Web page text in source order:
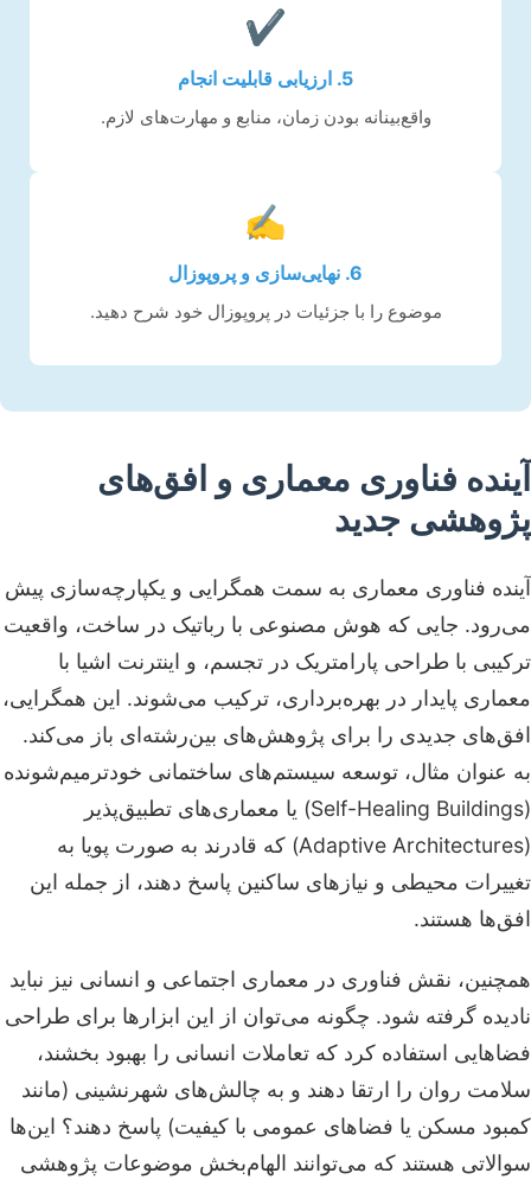
✔️
5. ارزیابی قابلیت انجام
واقع‌بینانه بودن زمان، منابع و مهارت‌های لازم.
✍️
6. نهایی‌سازی و پروپوزال
موضوع را با جزئیات در پروپوزال خود شرح دهید.
آینده فناوری معماری و افق‌های
پژوهشی جدید
آینده فناوری معماری به سمت همگرایی و یکپارچه‌سازی پیش
می‌رود. جایی که هوش مصنوعی با رباتیک در ساخت، واقعیت
ترکیبی با طراحی پارامتریک در تجسم، و اینترنت اشیا با
معماری پایدار در بهره‌برداری، ترکیب می‌شوند. این همگرایی،
افق‌های جدیدی را برای پژوهش‌های بین‌رشته‌ای باز می‌کند.
به عنوان مثال، توسعه سیستم‌های ساختمانی خودترمیم‌شونده
(Self-Healing Buildings) یا معماری‌های تطبیق‌پذیر
(Adaptive Architectures) که قادرند به صورت پویا به
تغییرات محیطی و نیازهای ساکنین پاسخ دهند، از جمله این
افق‌ها هستند.
همچنین، نقش فناوری در معماری اجتماعی و انسانی نیز نباید
نادیده گرفته شود. چگونه می‌توان از این ابزارها برای طراحی
فضاهایی استفاده کرد که تعاملات انسانی را بهبود بخشند،
سلامت روان را ارتقا دهند و به چالش‌های شهرنشینی (مانند
کمبود مسکن یا فضاهای عمومی با کیفیت) پاسخ دهند؟ این‌ها
سوالاتی هستند که می‌توانند الهام‌بخش موضوعات پژوهشی